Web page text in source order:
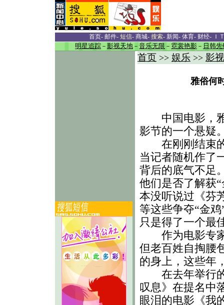
首页- 邮件- 短信- 商城- 搜索- 新闻- 体育- 财经- Ｉ
明星追踪 － 影视天地 － 音乐无限 － 霓裳艳影 － 日韩先
首页 >> 娱乐 >> 影
雅俗何
中国电影，雅
影节的一个悬疑
在刚刚结束的
当记者随机作了
背后的底气不足
他们是否了解获
本没听说过《芬
等这些争夺“金
只是得了一个最
作为电影专家
但老百姓自掏腰
的身上，这些年
在去年举行的
叹息》在提名中
眼泪的电影《我